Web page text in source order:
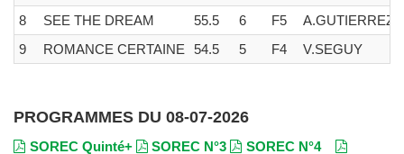
8
SEE THE DREAM 55.5 6 F5
A.GUTIERREZ
9
ROMANCE CERTAINE 54.5 5 F4 V.SEGUY
PROGRAMMES DU 08-07-2026
SOREC Quinté+ SOREC N°3 SOREC N°4